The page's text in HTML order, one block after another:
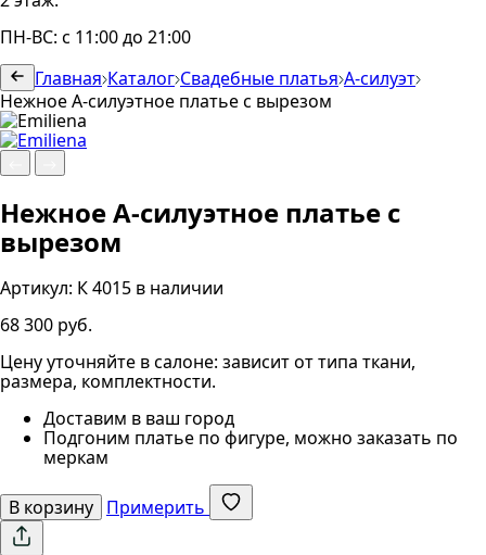
ПН-ВС: с 11:00 до 21:00
Главная Каталог Свадебные платья А-силуэт
Нежное А-силуэтное платье с вырезом
Нежное А-силуэтное платье с
вырезом
Артикул: К 4015 в наличии
68 300 руб.
Цену уточняйте в салоне: зависит от типа ткани,
размера, комплектности.
Доставим в ваш город
Подгоним платье по фигуре, можно заказать по
меркам
В корзину Примерить